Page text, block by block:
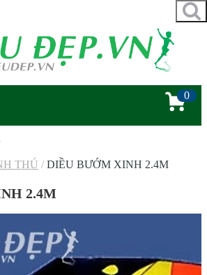
0
THÚ / DIỀU BƯỚM XINH 2.4M
2.4M